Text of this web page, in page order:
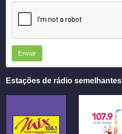
Enviar
Estações de rádio semelhantes